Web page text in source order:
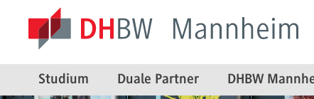
Studium Duale Partner DHBW